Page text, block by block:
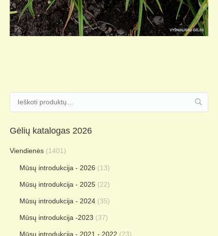
Gėlių katalogas 2026
Viendienės (1401)
Mūsų introdukcija - 2026 (13)
Mūsų introdukcija - 2025 (22)
Mūsų introdukcija - 2024 (35)
Mūsų introdukcija -2023 (37)
Mūsų introdukcija - 2021 - 2022 (23)